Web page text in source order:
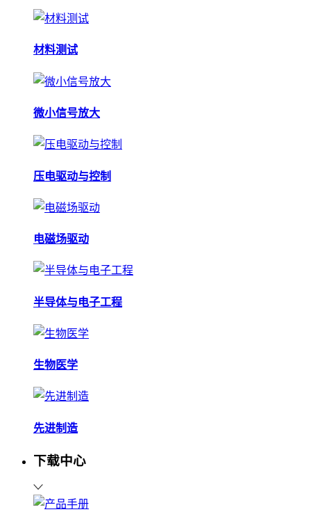
材料测试
微小信号放大
压电驱动与控制
电磁场驱动
半导体与电子工程
生物医学
先进制造
下载中心